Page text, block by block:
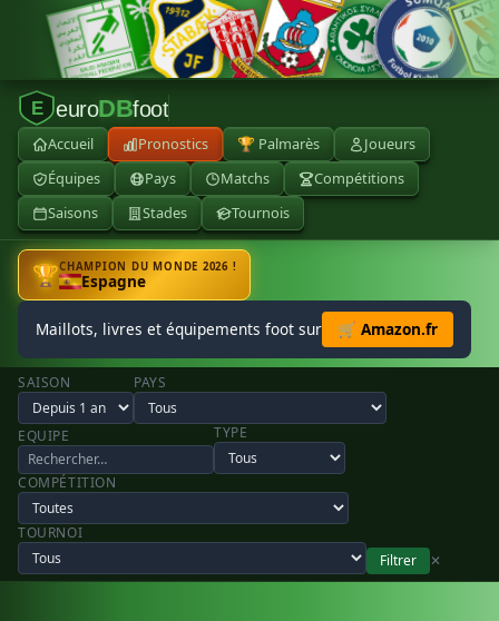
E euroDBfoot
Accueil Pronostics 🏆 Palmarès
Joueurs
Équipes
Pays Matchs
Compétitions
Saisons
Stades Tournois
🏆CHAMPION DU MONDE 2026 !
Espagne
Maillots, livres et équipements foot sur 🛒 Amazon.fr
SAISON PAYS
EQUIPE TYPE
COMPÉTITION
TOURNOI
Filtrer
✕